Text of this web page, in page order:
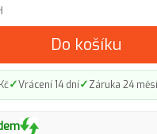
Do košíku
✓Vrácení 14 dní✓Záruka 24